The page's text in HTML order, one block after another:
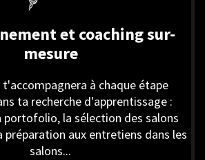
et coaching sur-
mesure
à chaque étape
ta recherche d'apprentissage :
la sélection des salons
aux entretiens dans les
salons...